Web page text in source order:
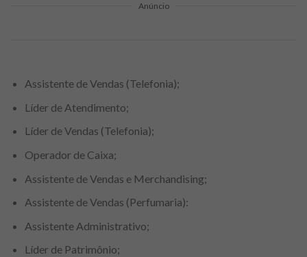
Anúncio
Assistente de Vendas (Telefonia);
Líder de Atendimento;
Líder de Vendas (Telefonia);
Operador de Caixa;
Assistente de Vendas e Merchandising;
Assistente de Vendas (Perfumaria):
Assistente Administrativo;
Líder de Patrimônio;